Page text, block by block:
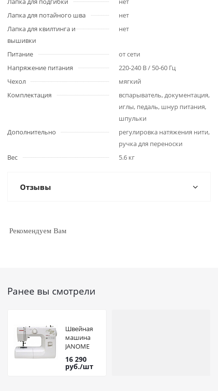
Лапка для потайного шва
нет
Лапка для квилтинга и
вышивки
нет
Питание
от сети
Напряжение питания
220-240 В / 50-60 Гц
Чехол
мягкий
Комплектация
вспарыватель, документация,
иглы, педаль, шнур питания,
шпульки
Дополнительно
регулировка натяжения нити,
ручка для переноски
Вес
5.6 кг
Отзывы
Рекомендуем Вам
Ранее вы смотрели
Швейная
машина
JANOME
Juno 507
16 290
руб./шт